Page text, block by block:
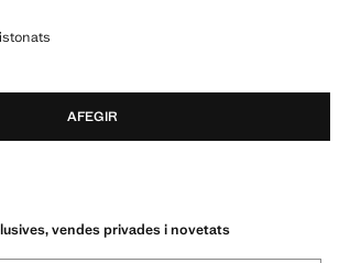
FISTONATS
AFEGIR
vendes privades i novetats